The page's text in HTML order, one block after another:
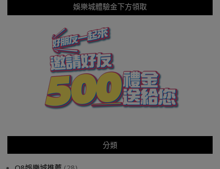
娛樂城體驗金下方領取
分類